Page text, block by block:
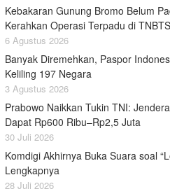
Kebakaran Gunung Bromo Belum
Kerahkan Operasi Terpadu di TNBTS
6 Agustus 2026
Banyak Diremehkan, Paspor
Keliling 197 Negara
3 Agustus 2026
Prabowo Naikkan Tukin TNI:
Dapat Rp600 Ribu–Rp2,5 Juta
30 Juli 2026
Komdigi Akhirnya Buka Suara soal
Lengkapnya
28 Juli 2026